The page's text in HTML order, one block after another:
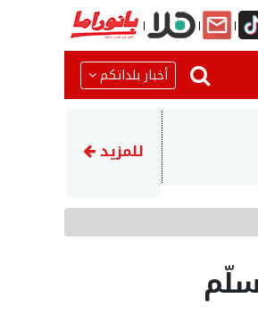
أخبار بلداتكم
رضيع بحالة حرجةبعد تعرضه
للمزيد